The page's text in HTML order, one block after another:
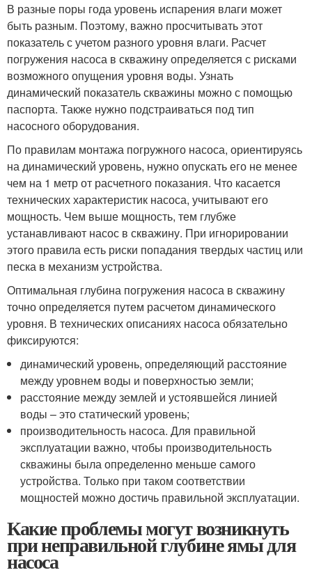
В разные поры года уровень испарения влаги может
быть разным. Поэтому, важно просчитывать этот
показатель с учетом разного уровня влаги. Расчет
погружения насоса в скважину определяется с рисками
возможного опущения уровня воды. Узнать
динамический показатель скважины можно с помощью
паспорта. Также нужно подстраиваться под тип
насосного оборудования.
По правилам монтажа погружного насоса, ориентируясь
на динамический уровень, нужно опускать его не менее
чем на 1 метр от расчетного показания. Что касается
технических характеристик насоса, учитывают его
мощность. Чем выше мощность, тем глубже
устанавливают насос в скважину. При игнорировании
этого правила есть риски попадания твердых частиц или
песка в механизм устройства.
Оптимальная глубина погружения насоса в скважину
точно определяется путем расчетом динамического
уровня. В технических описаниях насоса обязательно
фиксируются:
динамический уровень, определяющий расстояние
между уровнем воды и поверхностью земли;
расстояние между землей и устоявшейся линией
воды – это статический уровень;
производительность насоса. Для правильной
эксплуатации важно, чтобы производительность
скважины была определенно меньше самого
устройства. Только при таком соответствии
мощностей можно достичь правильной эксплуатации.
Какие проблемы могут возникнуть
при неправильной глубине ямы для
насоса